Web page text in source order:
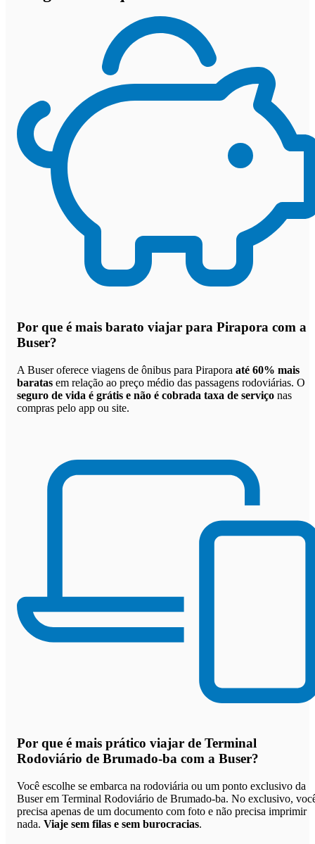
Por que é mais barato viajar para Pirapora com a
Buser?
A Buser oferece viagens de ônibus para Pirapora até 60% mais
baratas em relação ao preço médio das passagens rodoviárias. O
seguro de vida é grátis e não é cobrada taxa de serviço nas
compras pelo app ou site.
Por que é mais prático viajar de Terminal
Rodoviário de Brumado-ba com a Buser?
Você escolhe se embarca na rodoviária ou um ponto exclusivo da
Buser em Terminal Rodoviário de Brumado-ba. No exclusivo,
precisa apenas de um documento com foto e não precisa imprimir
nada. Viaje sem filas e sem burocracias.